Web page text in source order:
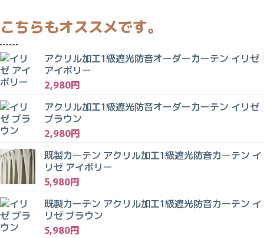
アクリル加工1級遮光防音オーダーカーテン イリゼ
アイボリー
2,980円
アクリル加工1級遮光防音オーダーカーテン イリゼ
ブラウン
2,980円
既製カーテン アクリル加工1級遮光防音カーテン イ
リゼ アイボリー
5,980円
既製カーテン アクリル加工1級遮光防音カーテン イ
リゼ ブラウン
5,980円